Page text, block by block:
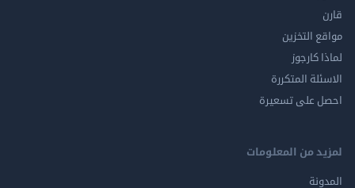
قارن
مواقع التخزين
لماذا كارجوز
الاسئلة المتكررة
احصل على تسعيرة
لمزيد من المعلومات
المدونة